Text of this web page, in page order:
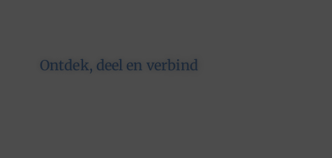
Ontdek, deel en verbind